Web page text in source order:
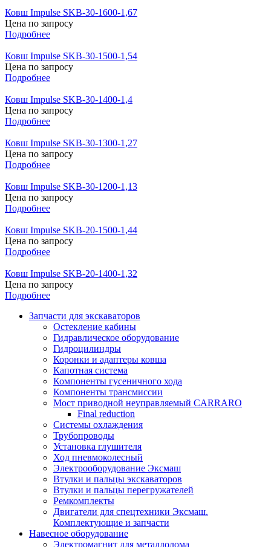
Ковш Impulse SKB-30-1600-1,67
Цена по запросу
Подробнее
Ковш Impulse SKB-30-1500-1,54
Цена по запросу
Подробнее
Ковш Impulse SKB-30-1400-1,4
Цена по запросу
Подробнее
Ковш Impulse SKB-30-1300-1,27
Цена по запросу
Подробнее
Ковш Impulse SKB-30-1200-1,13
Цена по запросу
Подробнее
Ковш Impulse SKB-20-1500-1,44
Цена по запросу
Подробнее
Ковш Impulse SKB-20-1400-1,32
Цена по запросу
Подробнее
Запчасти для экскаваторов
Остекление кабины
Гидравлическое оборудование
Гидроцилиндры
Коронки и адаптеры ковша
Капотная система
Компоненты гусеничного хода
Компоненты трансмиссии
Мост приводной неуправляемый CARRARO
Final reduction
Системы охлаждения
Трубопроводы
Установка глушителя
Ход пневмоколесный
Электрооборудование Эксмаш
Втулки и пальцы экскаваторов
Втулки и пальцы перегружателей
Ремкомплекты
Двигатели для спецтехники Эксмаш.
Комплектующие и запчасти
Навесное оборудование
Электромагнит для металлолома